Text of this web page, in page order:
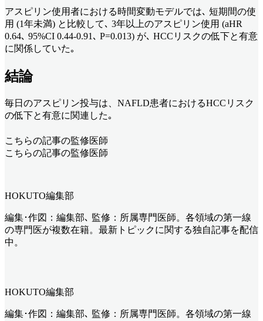
アスピリン使用者における時間変動モデルでは､ 短期間の使
用 (1年未満) と比較して､ 3年以上のアスピリン使用 (aHR
0.64､ 95%CI 0.44-0.91､ P=0.013) が､ HCCリスクの低下と有意
に関係していた｡
結論
毎日のアスピリン投与は、NAFLD患者におけるHCCリスク
の低下と有意に関連した｡
こちらの記事の監修医師
こちらの記事の監修医師
HOKUTO編集部
編集･作図：編集部､ 監修：所属専門医師。各領域の第一線
の専門医が複数在籍。最新トピックに関する独自記事を配信
中。
HOKUTO編集部
編集･作図：編集部､ 監修：所属専門医師。各領域の第一線